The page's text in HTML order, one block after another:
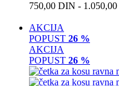
750,00 DIN - 1.050,00
AKCIJA
POPUST 26 %
AKCIJA
POPUST 26 %